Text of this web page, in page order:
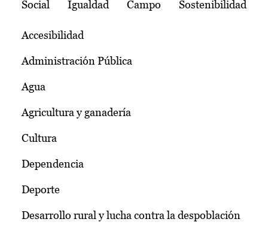
Social Igualdad Campo Sostenibilidad
Accesibilidad
Administración Pública
Agua
Agricultura y ganadería
Cultura
Dependencia
Deporte
Desarrollo rural y lucha contra la despoblación